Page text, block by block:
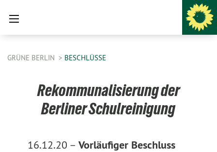
GRÜNE BERLIN BESCHLÜSSE
Rekommunalisierung der
Berliner Schulreinigung
16.12.20 – Vorläufiger Beschluss